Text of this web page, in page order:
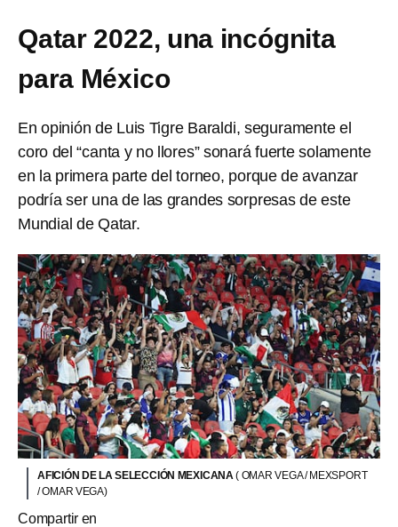
Qatar 2022, una incógnita
para México
En opinión de Luis Tigre Baraldi, seguramente el
coro del “canta y no llores” sonará fuerte solamente
en la primera parte del torneo, porque de avanzar
podría ser una de las grandes sorpresas de este
Mundial de Qatar.
AFICIÓN DE LA SELECCIÓN MEXICANA( OMAR VEGA / MEXSPORT
/ OMAR VEGA)
Compartir en